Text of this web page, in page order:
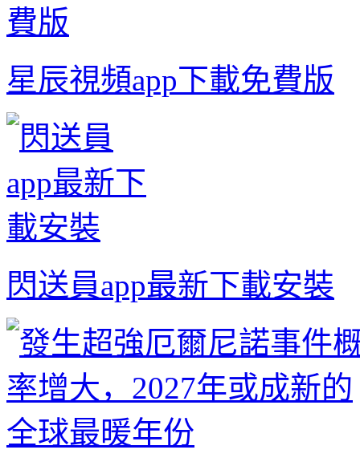
星辰視頻app下載免費版
閃送員app最新下載安裝